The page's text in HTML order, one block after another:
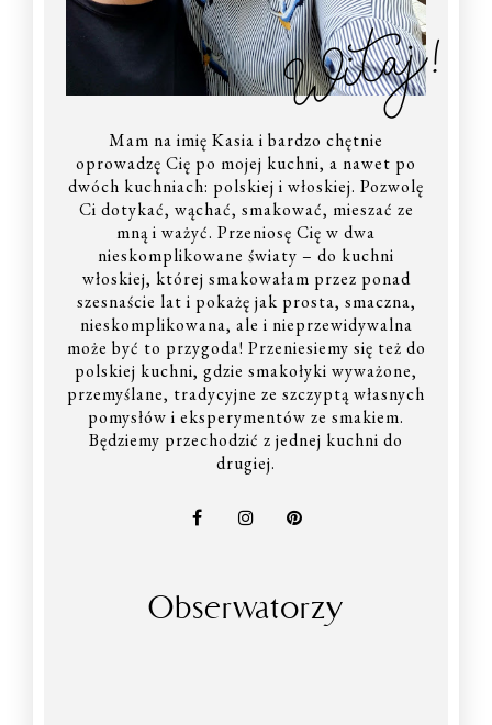
Witaj!
Mam na imię Kasia i bardzo chętnie
oprowadzę Cię po mojej kuchni, a nawet po
dwóch kuchniach: polskiej i włoskiej. Pozwolę
Ci dotykać, wąchać, smakować, mieszać ze
mną i ważyć. Przeniosę Cię w dwa
nieskomplikowane światy – do kuchni
włoskiej, której smakowałam przez ponad
szesnaście lat i pokażę jak prosta, smaczna,
nieskomplikowana, ale i nieprzewidywalna
może być to przygoda! Przeniesiemy się też do
polskiej kuchni, gdzie smakołyki wyważone,
przemyślane, tradycyjne ze szczyptą własnych
pomysłów i eksperymentów ze smakiem.
Będziemy przechodzić z jednej kuchni do
drugiej.
Obserwatorzy